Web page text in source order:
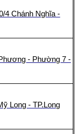
4 Chánh Nghĩa -
- Phường 7 -
Long - TP.Long